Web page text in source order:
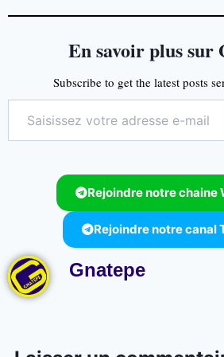
En savoir plus sur
Subscribe to get the latest posts
Rejoindre notre chaine
Rejoindre notre canal
Gnatepe